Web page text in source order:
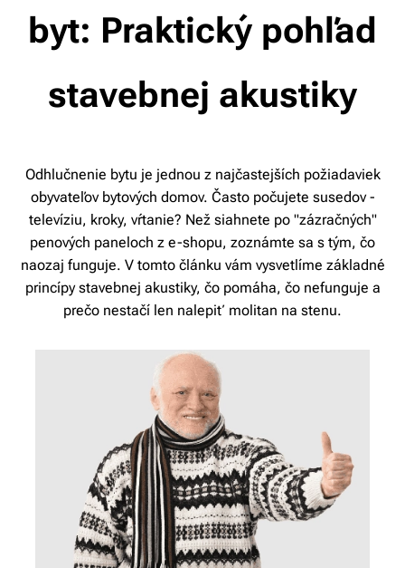
byt: Praktický pohľad
stavebnej akustiky
Odhlučnenie bytu je jednou z najčastejších požiadaviek
obyvateľov bytových domov. Často počujete susedov -
televíziu, kroky, vŕtanie? Než siahnete po "zázračných"
penových paneloch z e-shopu, zoznámte sa s tým, čo
naozaj funguje. V tomto článku vám vysvetlíme základné
princípy stavebnej akustiky, čo pomáha, čo nefunguje a
prečo nestačí len nalepiť molitan na stenu.